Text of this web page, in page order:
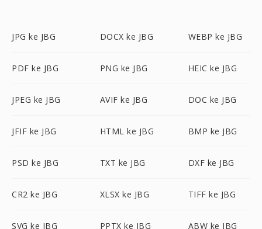
JPG ke JBG DOCX ke JBG WEBP ke JBG
PDF ke JBG PNG ke JBG HEIC ke JBG
JPEG ke JBG AVIF ke JBG DOC ke JBG
JFIF ke JBG HTML ke JBG BMP ke JBG
PSD ke JBG TXT ke JBG DXF ke JBG
CR2 ke JBG XLSX ke JBG TIFF ke JBG
SVG ke JBG PPTX ke JBG ABW ke JBG